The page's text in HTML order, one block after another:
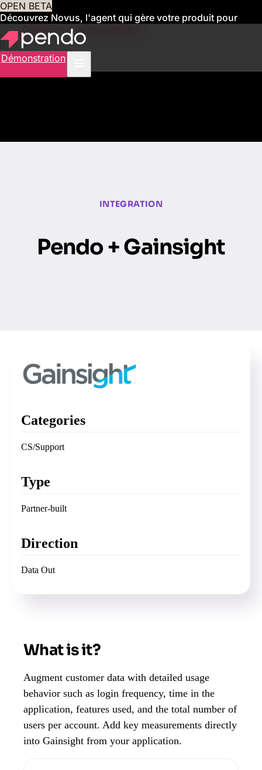
OPEN BETA
Découvrez Novus, l'agent qui gère votre produit pour
vousObtenez un accès anticipé
Démonstration
INTEGRATION
Pendo + Gainsight
Categories
CS/Support
Type
Partner-built
Direction
Data Out
What is it?
Augment customer data with detailed usage
behavior such as login frequency, time in the
application, features used, and the total number of
users per account. Add key measurements directly
into Gainsight from your application.